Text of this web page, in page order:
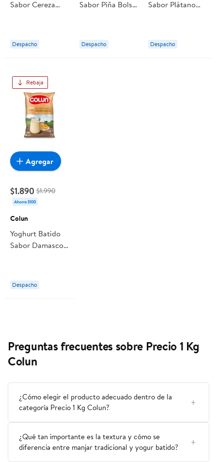
Sabor Cereza
Despacho
Sabor Piña Bolsa
Despacho
Sabor Plátano
Despacho
Rebaja
$1.890 $1.990
Ahorra $100
Colun
Yoghurt Batido
Sabor Damasco
Despacho
Agregar
Preguntas frecuentes sobre Precio 1 Kg
Colun
¿Cómo elegir el producto adecuado dentro de la
categoría Precio 1 Kg Colun?
¿Qué tan importante es la textura y cómo se
diferencia entre manjar tradicional y yogur batido?